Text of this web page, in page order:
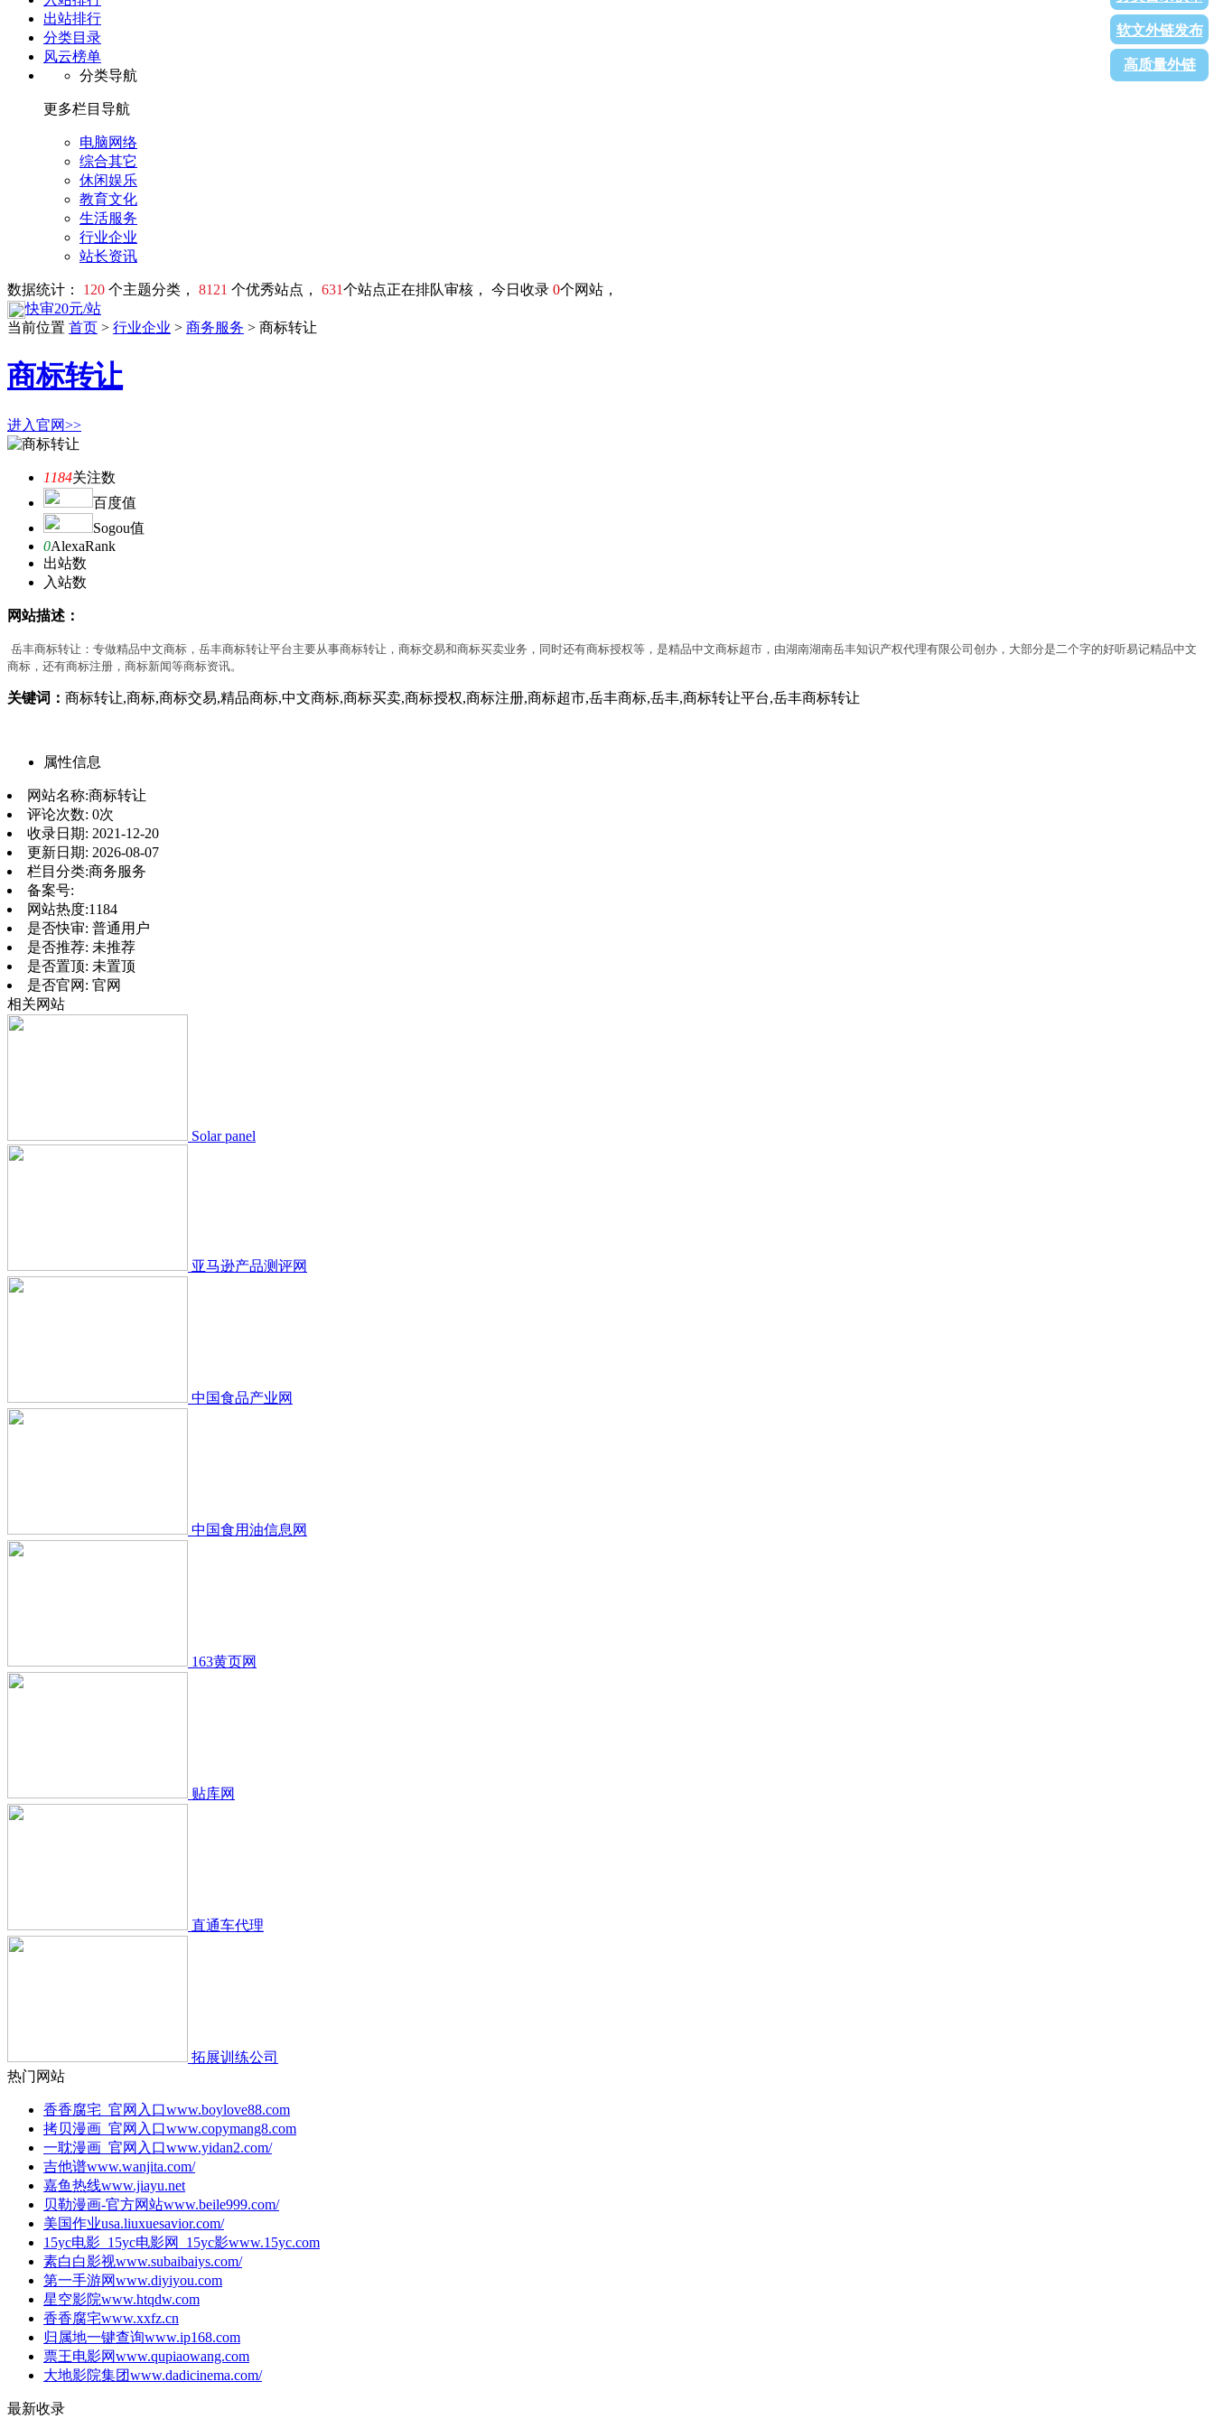
出站排行
分类目录
风云榜单
分类导航
更多栏目导航
电脑网络
综合其它
休闲娱乐
教育文化
生活服务
行业企业
站长资讯
数据统计： 120 个主题分类， 8121 个优秀站点， 631个站点正在排队审核， 今日收录 0个网站，
快审20元/站
软文外链发布
高质量外链
当前位置 首页 > 行业企业 > 商务服务 > 商标转让
商标转让
进入官网>>
1184关注数
百度值
Sogou值
0AlexaRank
出站数
入站数
网站描述：
岳丰商标转让：专做精品中文商标，岳丰商标转让平台主要从事商标转让，商标交易和商标买卖业务，同时还有商标授权等，是精品中文商标超市，由湖南湖南岳丰知识产权代理有限公司创办，大部分是二个字的好听易记精品中文
商标，还有商标注册，商标新闻等商标资讯。
关键词： 商标转让,商标,商标交易,精品商标,中文商标,商标买卖,商标授权,商标注册,商标超市,岳丰商标,岳丰,商标转让平台,岳丰商标转让
属性信息
网站名称:商标转让
评论次数: 0次
收录日期: 2021-12-20
更新日期: 2026-08-07
栏目分类:商务服务
备案号:
网站热度:1184
是否快审: 普通用户
是否推荐: 未推荐
是否置顶: 未置顶
是否官网: 官网
相关网站
Solar panel
亚马逊产品测评网
中国食品产业网
中国食用油信息网
163黄页网
贴库网
直通车代理
拓展训练公司
热门网站
香香腐宅_官网入口www.boylove88.com
拷贝漫画_官网入口www.copymang8.com
一耽漫画_官网入口www.yidan2.com/
吉他谱www.wanjita.com/
嘉鱼热线www.jiayu.net
贝勒漫画-官方网站www.beile999.com/
美国作业usa.liuxuesavior.com/
15yc电影_15yc电影网_15yc影www.15yc.com
素白白影视www.subaibaiys.com/
第一手游网www.diyiyou.com
星空影院www.htqdw.com
香香腐宅www.xxfz.cn
归属地一键查询www.ip168.com
票王电影网www.qupiaowang.com
大地影院集团www.dadicinema.com/
最新收录